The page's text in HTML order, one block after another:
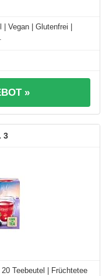
Vegan | Glutenfrei |
»
3
Teebeutel | Früchtetee